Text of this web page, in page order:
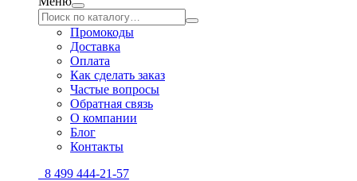
Промокоды
Доставка
Оплата
Как сделать заказ
Частые вопросы
Обратная связь
О компании
Блог
Контакты
8 499 444-21-57